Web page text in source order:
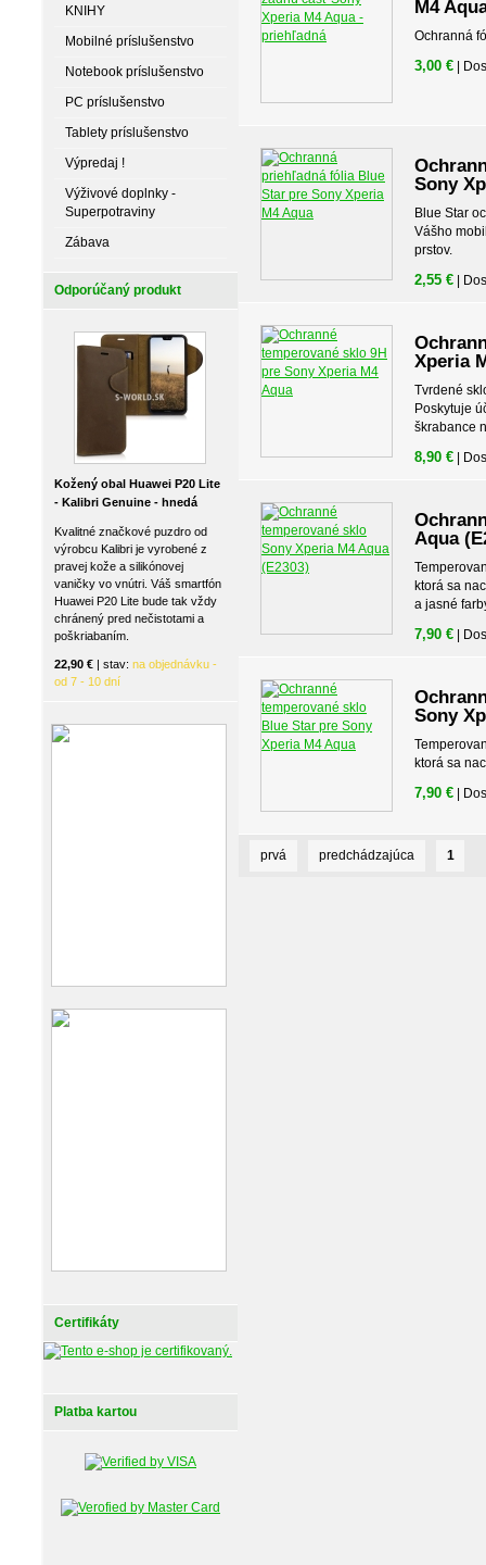
KNIHY
Mobilné príslušenstvo
Notebook príslušenstvo
PC príslušenstvo
Tablety príslušenstvo
Výpredaj !
Výživové doplnky -
Superpotraviny
Zábava
Odporúčaný produkt
Kožený obal Huawei P20 Lite
- Kalibri Genuine - hnedá
Kvalitné značkové puzdro od
výrobcu Kalibri je vyrobené z
pravej kože a silikónovej
vaničky vo vnútri. Váš smartfón
Huawei P20 Lite bude tak vždy
chránený pred nečistotami a
poškriabaním.
22,90 € | stav: na objednávku -
od 7 - 10 dní
Certifikáty
Platba kartou
M4
Ochranná
3,00 € |
Sony
Blue Star
Vášho
prstov.
2,55 € |
Xperia
Tvrdené
Poskytuje
škrabance
8,90 € |
Aqua
ktorá sa
a jasné
7,90 € |
Sony
ktorá sa
7,90 € |
prvá predchádzajúca 1